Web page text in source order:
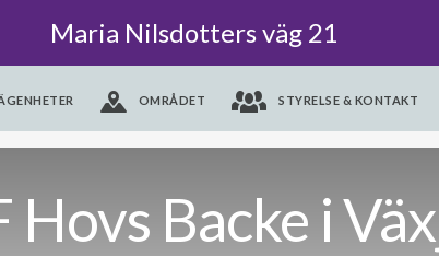
Maria Nilsdotters väg 21
OMRÅDET STYRELSE & KONTAKT
Hovs Backe i